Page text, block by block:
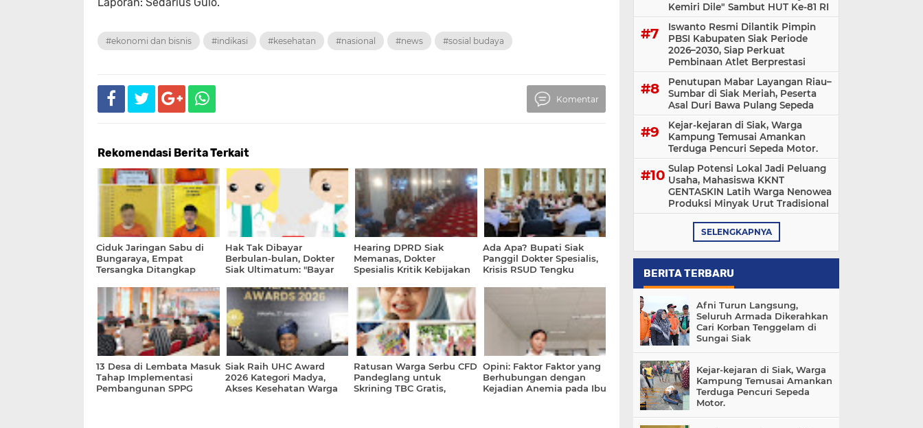
#ekonomi dan bisnis #indikasi #kesehatan #nasional #news #sosial budaya
Komentar
Rekomendasi Berita Terkait
Ciduk Jaringan Sabu di
Bungaraya, Empat
Tersangka Ditangkap
Hak Tak Dibayar
Berbulan-bulan, Dokter
Siak Ultimatum: "Bayar
Hearing DPRD Siak
Memanas, Dokter
Spesialis Kritik Kebijakan
Ada Apa? Bupati Siak
Panggil Dokter Spesialis,
Krisis RSUD Tengku
13 Desa di Lembata Masuk
Tahap Implementasi
Pembangunan SPPG
Siak Raih UHC Award
2026 Kategori Madya,
Akses Kesehatan Warga
Ratusan Warga Serbu CFD
Pandeglang untuk
Skrining TBC Gratis,
Opini: Faktor Faktor yang
Berhubungan dengan
Kejadian Anemia pada Ibu
Kemiri Dile" Sambut HUT Ke-81 RI
Iswanto Resmi Dilantik Pimpin
PBSI Kabupaten Siak Periode
2026–2030, Siap Perkuat
Pembinaan Atlet Berprestasi
Penutupan Mabar Layangan Riau–
Sumbar di Siak Meriah, Peserta
Asal Duri Bawa Pulang Sepeda
Kejar-kejaran di Siak, Warga
Kampung Temusai Amankan
Terduga Pencuri Sepeda Motor.
Sulap Potensi Lokal Jadi Peluang
Usaha, Mahasiswa KKNT
GENTASKIN Latih Warga Nenowea
Produksi Minyak Urut Tradisional
SELENGKAPNYA
BERITA TERBARU
Afni Turun Langsung,
Seluruh Armada Dikerahkan
Cari Korban Tenggelam di
Sungai Siak
Kejar-kejaran di Siak, Warga
Kampung Temusai Amankan
Terduga Pencuri Sepeda
Motor.